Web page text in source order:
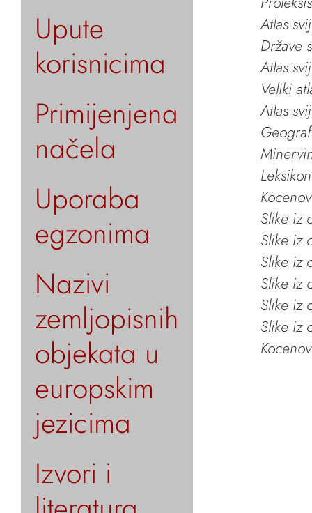
Upute
korisnicima
Primijenjena
načela
Uporaba
egzonima
Nazivi
zemljopisnih
objekata u
europskim
jezicima
Izvori i
Atlas
Države
Atlas
Veliki
Atlas
Slike iz
Slike iz
Slike iz
Slike iz
Slike iz
Slike iz